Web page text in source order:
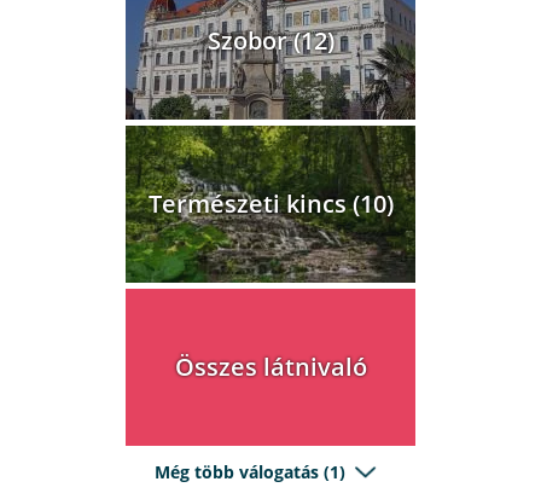
Szobor (12)
Természeti kincs (10)
Összes látnivaló
Még több válogatás (1)